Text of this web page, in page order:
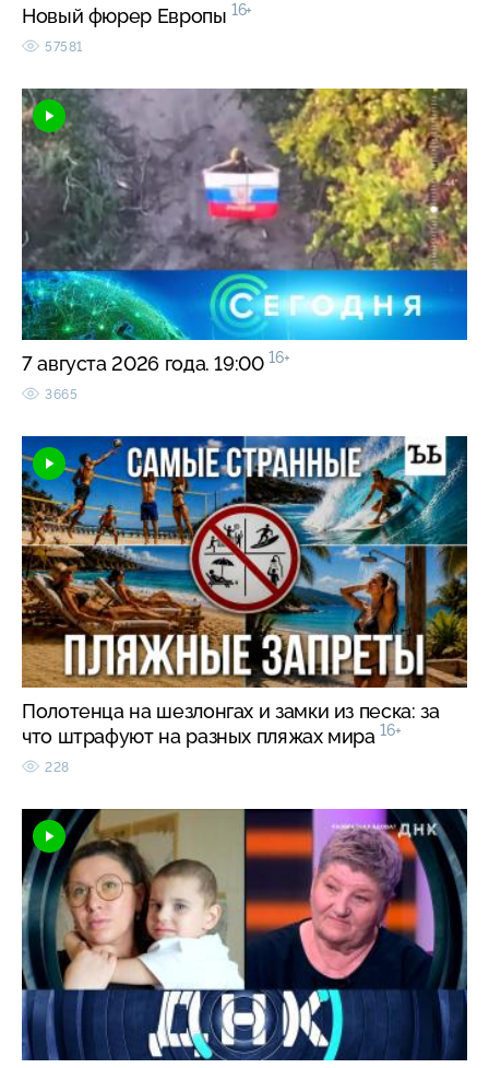
Новый фюрер Европы 16+
57581
7 августа 2026 года. 19:00 16+
3665
Полотенца на шезлонгах и замки из песка: за
что штрафуют на разных пляжах мира 16+
228